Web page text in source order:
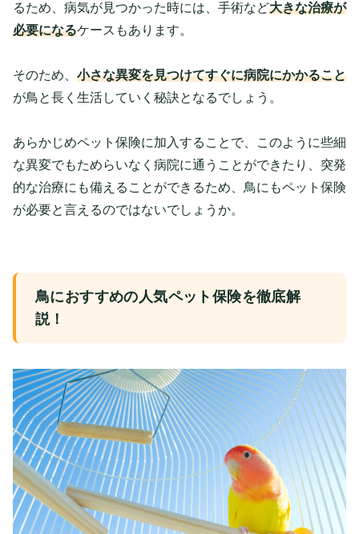
るため、病気が見つかった時には、手術など大きな治療が
必要になるケースもあります。
そのため、 小さな異変を見つけてすぐに病院にかかること
が鳥と長く生活していく秘訣となるでしょう。
あらかじめペット保険に加入することで、このように些細
な異変でもためらいなく病院に通うことができたり、突発
的な治療にも備えることができるため、鳥にもペット保険
が必要と言えるのではないでしょうか。
鳥におすすめの人気ペット保険を徹底解
説！